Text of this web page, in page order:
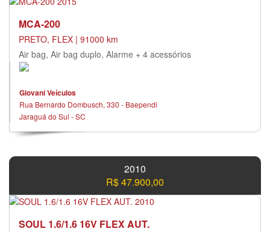
MCA-200
PRETO, FLEX | 91000 km
Air bag, Air bag duplo, Alarme + 4 acessórios
Giovani Veículos
Rua Bernardo Dombusch, 330 - Baependi
Jaraguá do Sul - SC
2010
R$ 47.900,00
SOUL 1.6/1.6 16V FLEX AUT.